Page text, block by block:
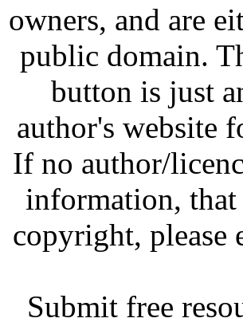
owners, and are
public domain.
button is just
author's website
If no author/
information,
copyright,
Submit free